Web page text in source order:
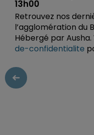
13h00
Retrouvez nos
l’agglomération du
Hébergé par Ausha.
de-confidentialite